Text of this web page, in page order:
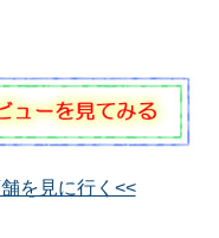
を見に行く<<